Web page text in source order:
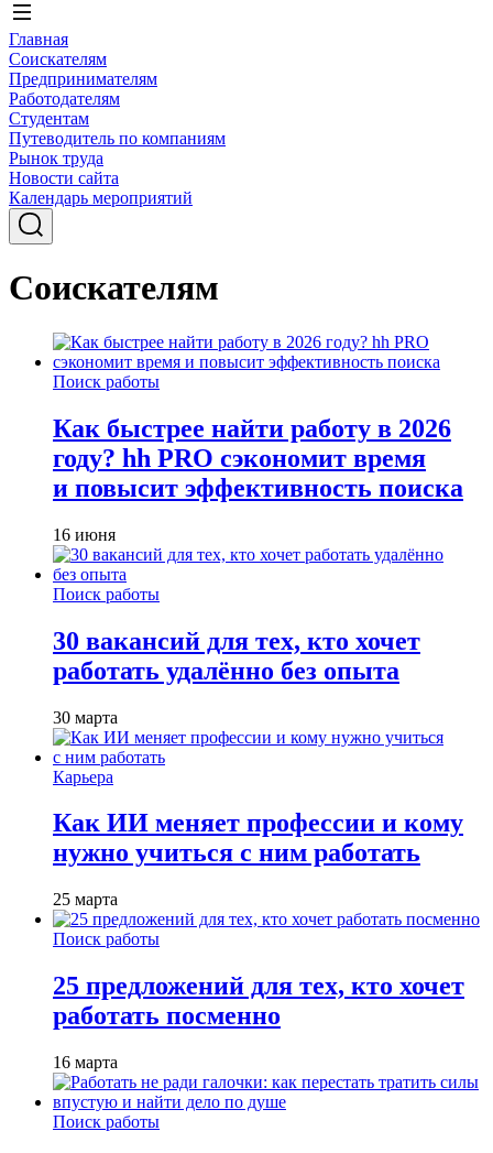
Главная
Соискателям
Предпринимателям
Работодателям
Студентам
Путеводитель по компаниям
Рынок труда
Новости сайта
Календарь мероприятий
Соискателям
Поиск работы
Как быстрее найти работу в 2026
году? hh PRO сэкономит время
и повысит эффективность поиска
16 июня
Поиск работы
30 вакансий для тех, кто хочет
работать удалённо без опыта
30 марта
Карьера
Как ИИ меняет профессии и кому
нужно учиться с ним работать
25 марта
Поиск работы
25 предложений для тех, кто хочет
работать посменно
16 марта
Поиск работы